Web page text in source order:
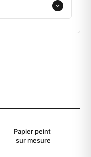
Papier peint
sur mesure